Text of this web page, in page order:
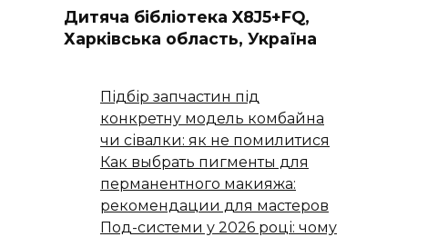
Дитяча бібліотека X8J5+FQ,
Харківська область, Україна
Підбір запчастин під
конкретну модель комбайна
чи сівалки: як не помилитися
Как выбрать пигменты для
перманентного макияжа:
рекомендации для мастеров
Под-системи у 2026 році: чому